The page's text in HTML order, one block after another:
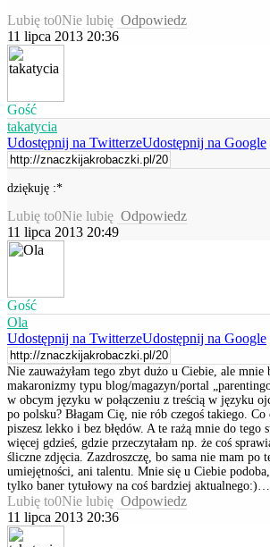
Lubię to0Nie lubię Odpowiedz
11 lipca 2013 20:36
Gość
takatycia
Udostępnij na TwitterzeUdostępnij na Google
dziękuję :*
Lubię to0Nie lubię Odpowiedz
11 lipca 2013 20:49
Gość
Ola
Udostępnij na TwitterzeUdostępnij na Google
Nie zauważyłam tego zbyt dużo u Ciebie, ale mnie
makaronizmy typu blog/magazyn/portal
w obcym języku w połączeniu z treścią w języku
po polsku? Błagam Cię, nie rób czegoś takiego.
piszesz lekko i bez błędów. A te rażą mnie do tego
więcej gdzieś, gdzie przeczytałam np. że coś
śliczne zdjęcia. Zazdroszczę, bo sama nie mam po
umiejętności, ani talentu. Mnie się u Ciebie
tylko baner tytułowy na coś bardziej aktualnego:)…
Lubię to0Nie lubię Odpowiedz
11 lipca 2013 20:36